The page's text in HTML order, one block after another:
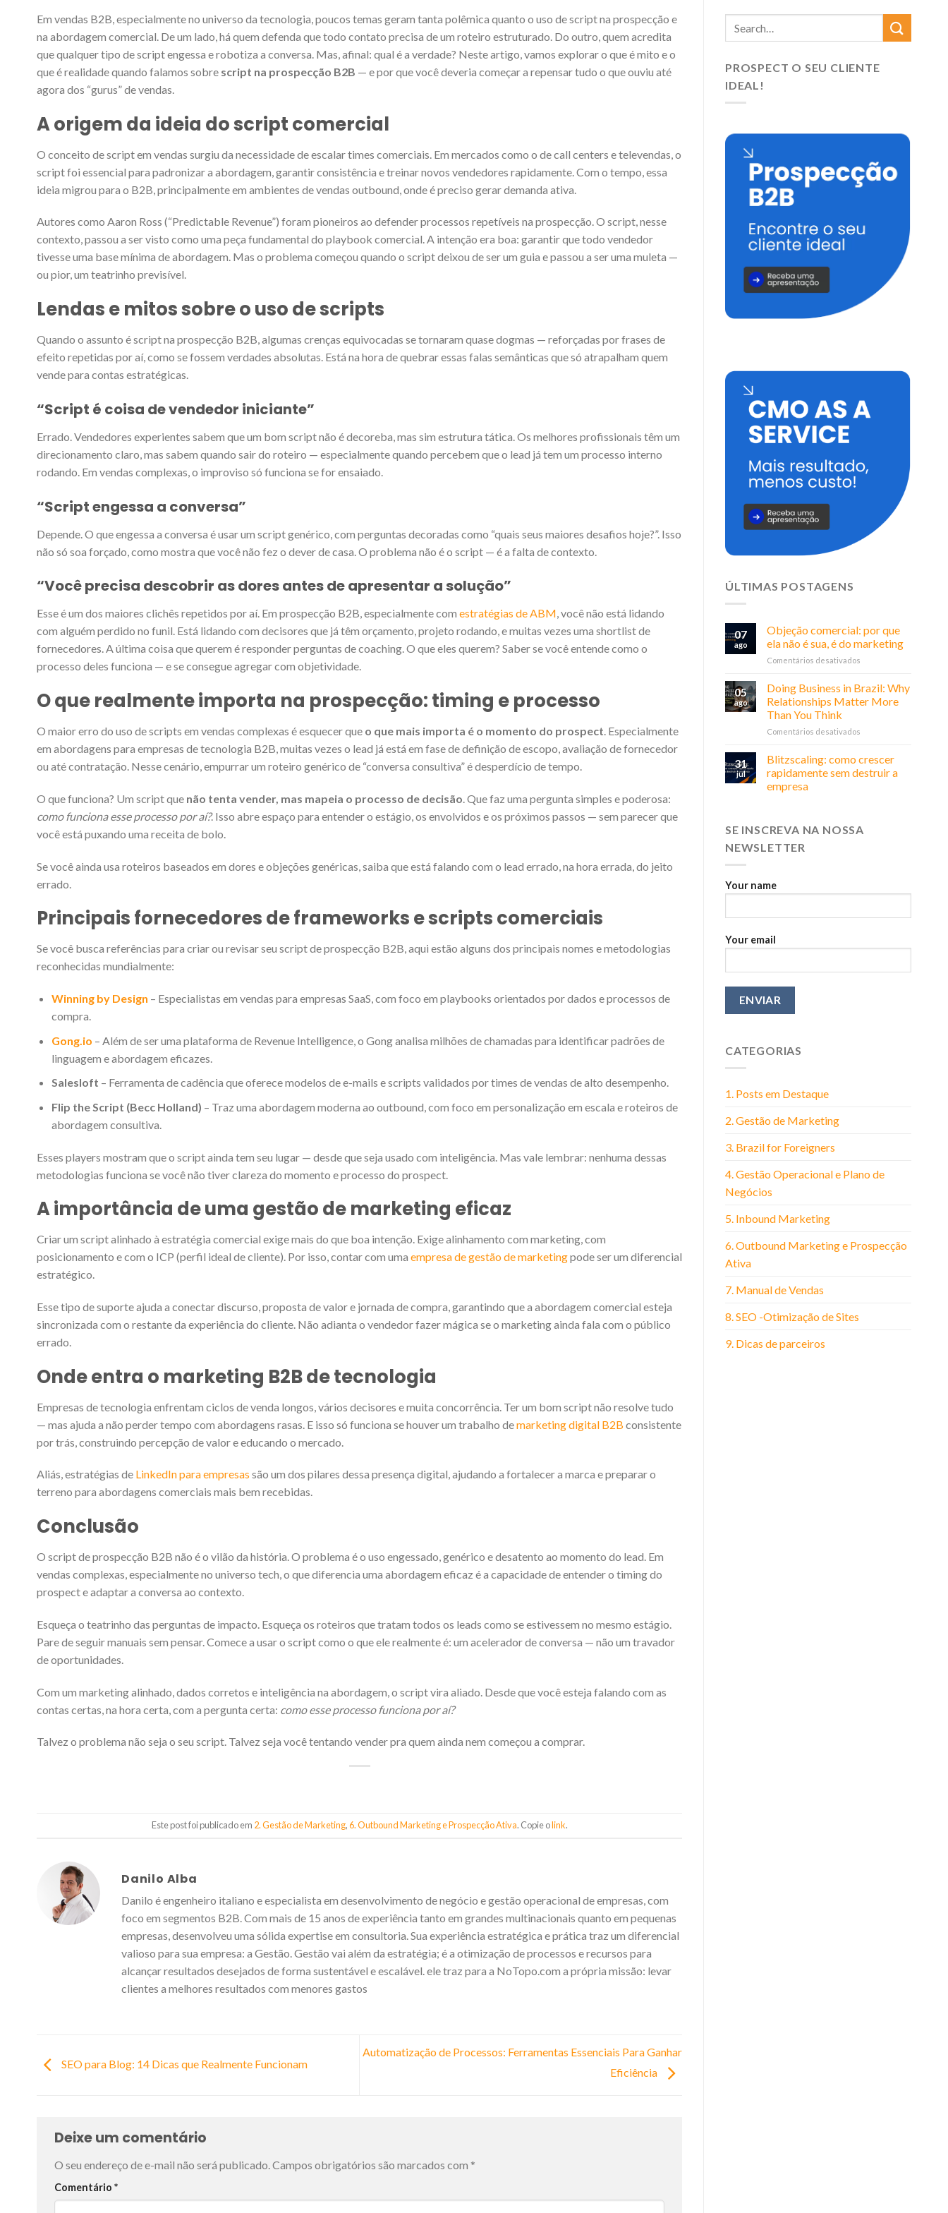
Em vendas B2B, especialmente no universo da tecnologia, poucos temas geram tanta polêmica quanto o uso de script na prospecção e
na abordagem comercial. De um lado, há quem defenda que todo contato precisa de um roteiro estruturado. Do outro, quem acredita
que qualquer tipo de script engessa e robotiza a conversa. Mas, afinal: qual é a verdade? Neste artigo, vamos explorar o que é mito e o
que é realidade quando falamos sobre script na prospecção B2B — e por que você deveria começar a repensar tudo o que ouviu até
agora dos “gurus” de vendas.
A origem da ideia do script comercial
O conceito de script em vendas surgiu da necessidade de escalar times comerciais. Em mercados como o de call centers e televendas, o
script foi essencial para padronizar a abordagem, garantir consistência e treinar novos vendedores rapidamente. Com o tempo, essa
ideia migrou para o B2B, principalmente em ambientes de vendas outbound, onde é preciso gerar demanda ativa.
Autores como Aaron Ross (“Predictable Revenue”) foram pioneiros ao defender processos repetíveis na prospecção. O script, nesse
contexto, passou a ser visto como uma peça fundamental do playbook comercial. A intenção era boa: garantir que todo vendedor
tivesse uma base mínima de abordagem. Mas o problema começou quando o script deixou de ser um guia e passou a ser uma muleta —
ou pior, um teatrinho previsível.
Lendas e mitos sobre o uso de scripts
Quando o assunto é script na prospecção B2B, algumas crenças equivocadas se tornaram quase dogmas — reforçadas por frases de
efeito repetidas por aí, como se fossem verdades absolutas. Está na hora de quebrar essas falas semânticas que só atrapalham quem
vende para contas estratégicas.
“Script é coisa de vendedor iniciante”
Errado. Vendedores experientes sabem que um bom script não é decoreba, mas sim estrutura tática. Os melhores profissionais têm um
direcionamento claro, mas sabem quando sair do roteiro — especialmente quando percebem que o lead já tem um processo interno
rodando. Em vendas complexas, o improviso só funciona se for ensaiado.
“Script engessa a conversa”
Depende. O que engessa a conversa é usar um script genérico, com perguntas decoradas como “quais seus maiores desafios hoje?”. Isso
não só soa forçado, como mostra que você não fez o dever de casa. O problema não é o script — é a falta de contexto.
“Você precisa descobrir as dores antes de apresentar a solução”
Esse é um dos maiores clichês repetidos por aí. Em prospecção B2B, especialmente com estratégias de ABM, você não está lidando
com alguém perdido no funil. Está lidando com decisores que já têm orçamento, projeto rodando, e muitas vezes uma shortlist de
fornecedores. A última coisa que querem é responder perguntas de coaching. O que eles querem? Saber se você entende como o
processo deles funciona — e se consegue agregar com objetividade.
O que realmente importa na prospecção: timing e processo
O maior erro do uso de scripts em vendas complexas é esquecer que o que mais importa é o momento do prospect. Especialmente
em abordagens para empresas de tecnologia B2B, muitas vezes o lead já está em fase de definição de escopo, avaliação de fornecedor
ou até contratação. Nesse cenário, empurrar um roteiro genérico de “conversa consultiva” é desperdício de tempo.
O que funciona? Um script que não tenta vender, mas mapeia o processo de decisão . Que faz uma pergunta simples e poderosa:
como funciona esse processo por aí?. Isso abre espaço para entender o estágio, os envolvidos e os próximos passos — sem parecer que
você está puxando uma receita de bolo.
Se você ainda usa roteiros baseados em dores e objeções genéricas, saiba que está falando com o lead errado, na hora errada, do jeito
errado.
Principais fornecedores de frameworks e scripts comerciais
Se você busca referências para criar ou revisar seu script de prospecção B2B, aqui estão alguns dos principais nomes e metodologias
reconhecidas mundialmente:
Winning by Design – Especialistas em vendas para empresas SaaS, com foco em playbooks orientados por dados e processos de
compra.
Gong.io – Além de ser uma plataforma de Revenue Intelligence, o Gong analisa milhões de chamadas para identificar padrões de
linguagem e abordagem eficazes.
Salesloft – Ferramenta de cadência que oferece modelos de e-mails e scripts validados por times de vendas de alto desempenho.
Flip the Script (Becc Holland) – Traz uma abordagem moderna ao outbound, com foco em personalização em escala e roteiros de
abordagem consultiva.
Esses players mostram que o script ainda tem seu lugar — desde que seja usado com inteligência. Mas vale lembrar: nenhuma dessas
metodologias funciona se você não tiver clareza do momento e processo do prospect.
A importância de uma gestão de marketing eficaz
Criar um script alinhado à estratégia comercial exige mais do que boa intenção. Exige alinhamento com marketing, com
posicionamento e com o ICP (perfil ideal de cliente). Por isso, contar com uma empresa de gestão de marketingpode ser um diferencial
estratégico.
Esse tipo de suporte ajuda a conectar discurso, proposta de valor e jornada de compra, garantindo que a abordagem comercial esteja
sincronizada com o restante da experiência do cliente. Não adianta o vendedor fazer mágica se o marketing ainda fala com o público
errado.
Onde entra o marketing B2B de tecnologia
Empresas de tecnologia enfrentam ciclos de venda longos, vários decisores e muita concorrência. Ter um bom script não resolve tudo
— mas ajuda a não perder tempo com abordagens rasas. E isso só funciona se houver um trabalho demarketing digital B2B consistente
por trás, construindo percepção de valor e educando o mercado.
Aliás, estratégias de LinkedIn para empresas são um dos pilares dessa presença digital, ajudando a fortalecer a marca e preparar o
terreno para abordagens comerciais mais bem recebidas.
Conclusão
O script de prospecção B2B não é o vilão da história. O problema é o uso engessado, genérico e desatento ao momento do lead. Em
vendas complexas, especialmente no universo tech, o que diferencia uma abordagem eficaz é a capacidade de entender o timing do
prospect e adaptar a conversa ao contexto.
Esqueça o teatrinho das perguntas de impacto. Esqueça os roteiros que tratam todos os leads como se estivessem no mesmo estágio.
Pare de seguir manuais sem pensar. Comece a usar o script como o que ele realmente é: um acelerador de conversa — não um travador
de oportunidades.
Com um marketing alinhado, dados corretos e inteligência na abordagem, o script vira aliado. Desde que você esteja falando com as
contas certas, na hora certa, com a pergunta certa: como esse processo funciona por aí?
Talvez o problema não seja o seu script. Talvez seja você tentando vender pra quem ainda nem começou a comprar.
Este post foi publicado em 2. Gestão de Marketing,6. Outbound Marketing e Prospecção Ativa. Copie olink.
Danilo Alba
Danilo é engenheiro italiano e especialista em desenvolvimento de negócio e gestão operacional de empresas, com
foco em segmentos B2B. Com mais de 15 anos de experiência tanto em grandes multinacionais quanto em pequenas
empresas, desenvolveu uma sólida expertise em consultoria. Sua experiência estratégica e prática traz um diferencial
valioso para sua empresa: a Gestão. Gestão vai além da estratégia; é a otimização de processos e recursos para
alcançar resultados desejados de forma sustentável e escalável. ele traz para a NoTopo.com a própria missão: levar
clientes a melhores resultados com menores gastos
SEO para Blog: 14 Dicas que Realmente Funcionam
Automatização de Processos: Ferramentas Essenciais Para Ganhar
Eficiência
Deixe um comentário
O seu endereço de e-mail não será publicado.Campos obrigatórios são marcados com *
Comentário *
PROSPECT O SEU CLIENTE
IDEAL!
ÚLTIMAS POSTAGENS
07
ago
Objeção comercial: por que
ela não é sua, é do marketing
Comentários desativados
comercial:
por
que
do
05
ago
Doing Business in Brazil: Why
Relationships Matter More
Than You Think
Comentários desativados
in
Brazil:
More
31
jul
Blitzscaling: como crescer
rapidamente sem destruir a
empresa
SE INSCREVA NA NOSSA
NEWSLETTER
Your name
Your email
CATEGORIAS
1. Posts em Destaque
2. Gestão de Marketing
3. Brazil for Foreigners
4. Gestão Operacional e Plano de
Negócios
5. Inbound Marketing
6. Outbound Marketing e Prospecção
Ativa
7. Manual de Vendas
8. SEO -Otimização de Sites
9. Dicas de parceiros